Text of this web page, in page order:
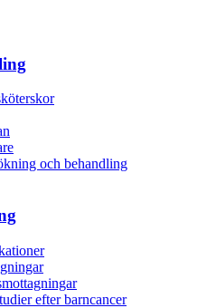
och behandling
efter barncancer